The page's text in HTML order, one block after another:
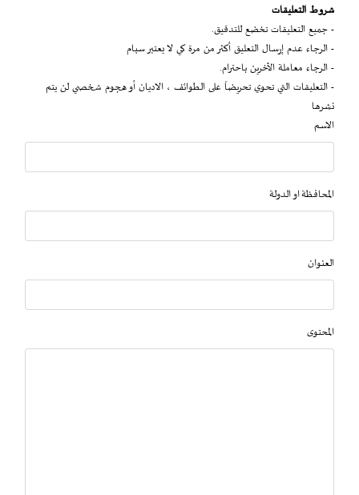
شروط التعليقات
- جميع التعليقات تخضع للتدقيق.
- الرجاء عدم إرسال التعليق أكثر من مرة كي لا يعتبر سبام
- الرجاء معاملة الآخرين باحترام.
- التعليقات التي تحوي تحريضاً على الطوائف ، الاديان أو هجوم شخصي لن يتم
نشرها
الاسم
المحافظة او الدولة
العنوان
المحتوى